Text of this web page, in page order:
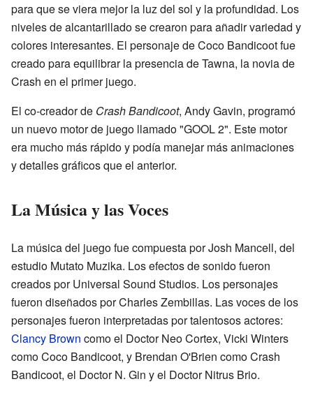
para que se viera mejor la luz del sol y la profundidad. Los
niveles de alcantarillado se crearon para añadir variedad y
colores interesantes. El personaje de Coco Bandicoot fue
creado para equilibrar la presencia de Tawna, la novia de
Crash en el primer juego.
El co-creador de Crash Bandicoot, Andy Gavin, programó
un nuevo motor de juego llamado "GOOL 2". Este motor
era mucho más rápido y podía manejar más animaciones
y detalles gráficos que el anterior.
La Música y las Voces
La música del juego fue compuesta por Josh Mancell, del
estudio Mutato Muzika. Los efectos de sonido fueron
creados por Universal Sound Studios. Los personajes
fueron diseñados por Charles Zembillas. Las voces de los
personajes fueron interpretadas por talentosos actores:
Clancy Brown como el Doctor Neo Cortex, Vicki Winters
como Coco Bandicoot, y Brendan O'Brien como Crash
Bandicoot, el Doctor N. Gin y el Doctor Nitrus Brio.